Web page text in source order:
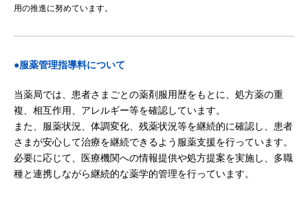
用の推進に努めています。
●服薬管理指導料について
当薬局では、患者さまごとの薬剤服用歴をもとに、処方薬の重
複、相互作用、アレルギー等を確認しています。
また、服薬状況、体調変化、残薬状況等を継続的に確認し、患者
さまが安心して治療を継続できるよう服薬支援を行っています。
必要に応じて、医療機関への情報提供や処方提案を実施し、多職
種と連携しながら継続的な薬学的管理を行っています。